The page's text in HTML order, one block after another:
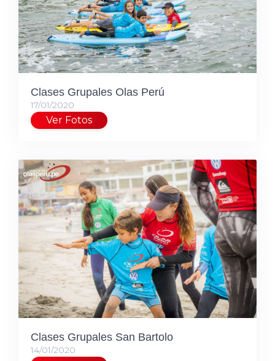
Clases Grupales Olas Perú
17/01/2020
Ver Fotos
Clases Grupales San Bartolo
14/01/2020